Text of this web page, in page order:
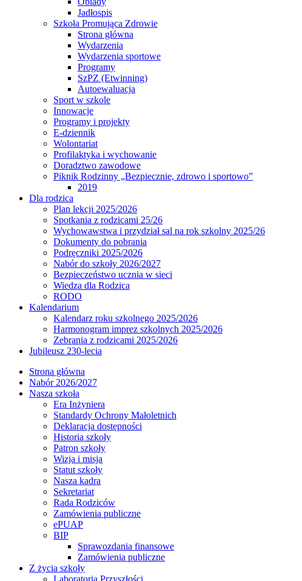
Jadłospis
Szkoła Promująca Zdrowie
Strona główna
Wydarzenia
Wydarzenia sportowe
Programy
SzPZ (Etwinning)
Autoewaluacja
Sport w szkole
Innowacje
Programy i projekty
E-dziennik
Wolontariat
Profilaktyka i wychowanie
Doradztwo zawodowe
Piknik Rodzinny „Bezpiecznie, zdrowo i sportowo”
2019
Dla rodzica
Plan lekcji 2025/2026
Spotkania z rodzicami 25/26
Wychowawstwa i przydział sal na rok szkolny 2025/26
Dokumenty do pobrania
Podręczniki 2025/2026
Nabór do szkoły 2026/2027
Bezpieczeństwo ucznia w sieci
Wiedza dla Rodzica
RODO
Kalendarium
Kalendarz roku szkolnego 2025/2026
Harmonogram imprez szkolnych 2025/2026
Zebrania z rodzicami 2025/2026
Jubileusz 230-lecia
Strona główna
Nabór 2026/2027
Nasza szkoła
Era Inżyniera
Standardy Ochrony Małoletnich
Deklaracja dostępności
Historia szkoły
Patron szkoły
Wizja i misja
Statut szkoły
Nasza kadra
Sekretariat
Rada Rodziców
Zamówienia publiczne
ePUAP
BIP
Sprawozdania finansowe
Zamówienia publiczne
Z życia szkoły
Laboratoria Przyszłości